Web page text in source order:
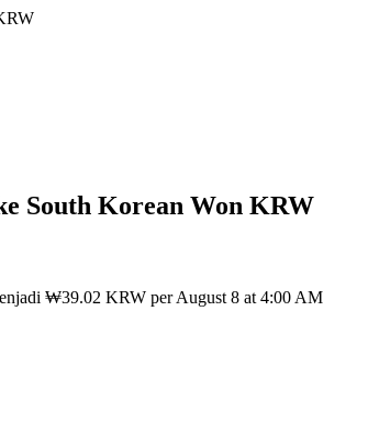
jaminannya
South Korean Won KRW
₩39.02 KRW per August 8 at 4:00 AM